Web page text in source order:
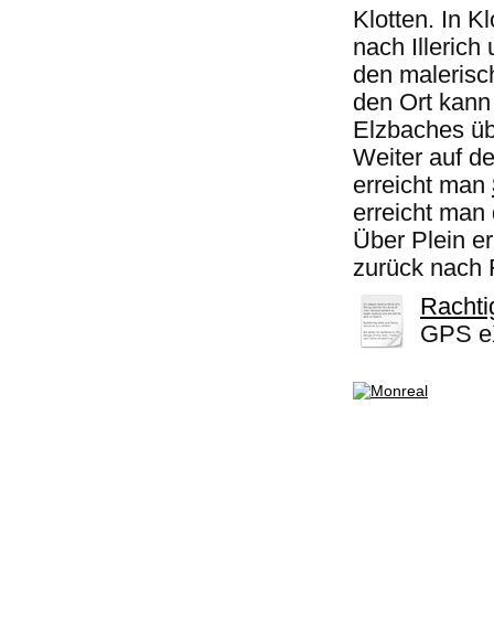
Klotten. In
nach Illerich
den
den Ort
Elzbaches
Weiter auf
erreicht man
erreicht
Über Plein
zurück nach
GPS